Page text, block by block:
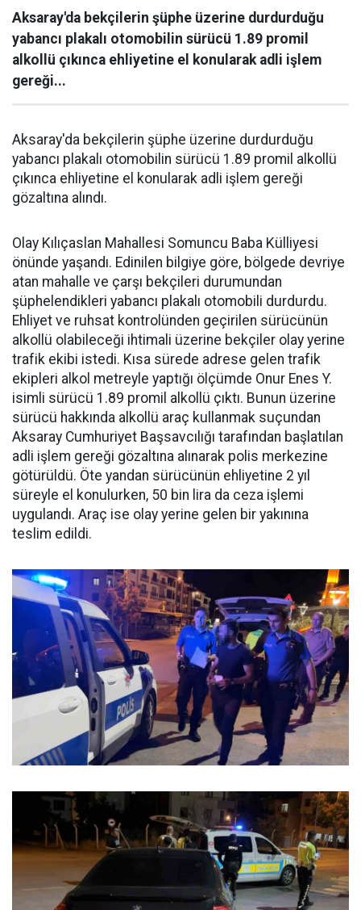
Aksaray'da bekçilerin şüphe üzerine durdurduğu
yabancı plakalı otomobilin sürücü 1.89 promil
alkollü çıkınca ehliyetine el konularak adli işlem
gereği...
Aksaray'da bekçilerin şüphe üzerine durdurduğu
yabancı plakalı otomobilin sürücü 1.89 promil alkollü
çıkınca ehliyetine el konularak adli işlem gereği
gözaltına alındı.
Olay Kılıçaslan Mahallesi Somuncu Baba Külliyesi
önünde yaşandı. Edinilen bilgiye göre, bölgede devriye
atan mahalle ve çarşı bekçileri durumundan
şüphelendikleri yabancı plakalı otomobili durdurdu.
Ehliyet ve ruhsat kontrolünden geçirilen sürücünün
alkollü olabileceği ihtimali üzerine bekçiler olay yerine
trafik ekibi istedi. Kısa sürede adrese gelen trafik
ekipleri alkol metreyle yaptığı ölçümde Onur Enes Y.
isimli sürücü 1.89 promil alkollü çıktı. Bunun üzerine
sürücü hakkında alkollü araç kullanmak suçundan
Aksaray Cumhuriyet Başsavcılığı tarafından başlatılan
adli işlem gereği gözaltına alınarak polis merkezine
götürüldü. Öte yandan sürücünün ehliyetine 2 yıl
süreyle el konulurken, 50 bin lira da ceza işlemi
uygulandı. Araç ise olay yerine gelen bir yakınına
teslim edildi.